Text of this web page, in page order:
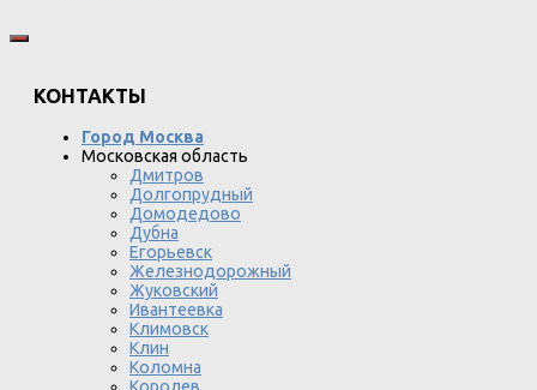
КОНТАКТЫ
Город Москва
Московская область
Дмитров
Долгопрудный
Домодедово
Дубна
Егорьевск
Железнодорожный
Жуковский
Ивантеевка
Климовск
Клин
Коломна
Королев